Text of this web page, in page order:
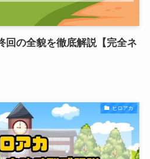
回の全貌を徹底解説【完全ネ
ヒロアカ